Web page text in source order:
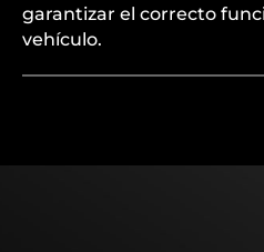
garantizar el correcto
vehículo.